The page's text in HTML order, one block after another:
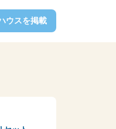
ウスを掲載